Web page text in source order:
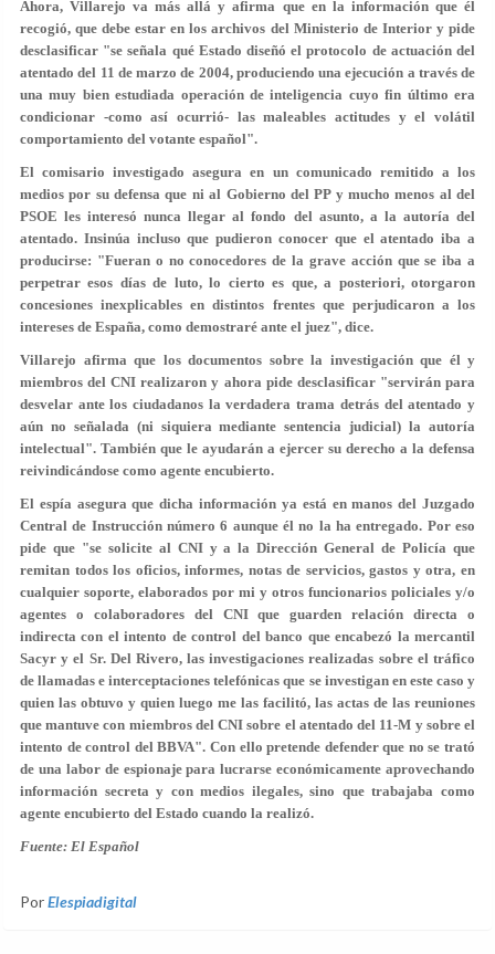
Ahora, Villarejo va más allá y afirma que en la información que él
recogió, que debe estar en los archivos del Ministerio de Interior y pide
desclasificar "se señala qué Estado diseñó el protocolo de actuación del
atentado del 11 de marzo de 2004, produciendo una ejecución a través de
una muy bien estudiada operación de inteligencia cuyo fin último era
condicionar -como así ocurrió- las maleables actitudes y el volátil
comportamiento del votante español".
El comisario investigado asegura en un comunicado remitido a los
medios por su defensa que ni al Gobierno del PP y mucho menos al del
PSOE les interesó nunca llegar al fondo del asunto, a la autoría del
atentado. Insinúa incluso que pudieron conocer que el atentado iba a
producirse: "Fueran o no conocedores de la grave acción que se iba a
perpetrar esos días de luto, lo cierto es que, a posteriori, otorgaron
concesiones inexplicables en distintos frentes que perjudicaron a los
intereses de España, como demostraré ante el juez", dice.
Villarejo afirma que los documentos sobre la investigación que él y
miembros del CNI realizaron y ahora pide desclasificar "servirán para
desvelar ante los ciudadanos la verdadera trama detrás del atentado y
aún no señalada (ni siquiera mediante sentencia judicial) la autoría
intelectual". También que le ayudarán a ejercer su derecho a la defensa
reivindicándose como agente encubierto.
El espía asegura que dicha información ya está en manos del Juzgado
Central de Instrucción número 6 aunque él no la ha entregado. Por eso
pide que "se solicite al CNI y a la Dirección General de Policía que
remitan todos los oficios, informes, notas de servicios, gastos y otra, en
cualquier soporte, elaborados por mi y otros funcionarios policiales y/o
agentes o colaboradores del CNI que guarden relación directa o
indirecta con el intento de control del banco que encabezó la mercantil
Sacyr y el Sr. Del Rivero, las investigaciones realizadas sobre el tráfico
de llamadas e interceptaciones telefónicas que se investigan en este caso y
quien las obtuvo y quien luego me las facilitó, las actas de las reuniones
que mantuve con miembros del CNI sobre el atentado del 11-M y sobre el
intento de control del BBVA". Con ello pretende defender que no se trató
de una labor de espionaje para lucrarse económicamente aprovechando
información secreta y con medios ilegales, sino que trabajaba como
agente encubierto del Estado cuando la realizó.
Fuente: El Español
PorElespiadigital